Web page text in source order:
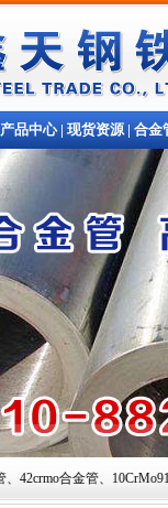
产品中心| 现货资源| 合金
合金管、